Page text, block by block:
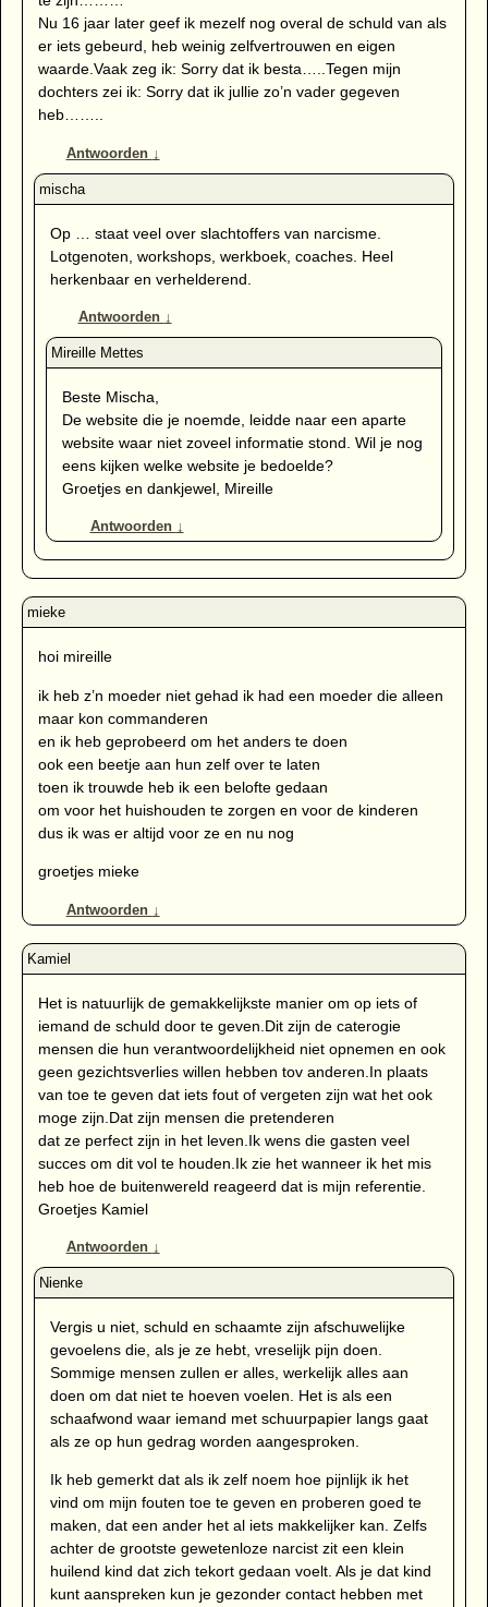
Nu 16 jaar later geef ik mezelf nog overal de schuld van als
er iets gebeurd, heb weinig zelfvertrouwen en eigen
waarde.Vaak zeg ik: Sorry dat ik besta…..Tegen mijn
dochters zei ik: Sorry dat ik jullie zo’n vader gegeven
heb……..
Antwoorden ↓
Op … staat veel over slachtoffers van narcisme.
Lotgenoten, workshops, werkboek, coaches. Heel
herkenbaar en verhelderend.
Antwoorden ↓
Beste Mischa,
De website die je noemde, leidde naar een aparte
website waar niet zoveel informatie stond. Wil je nog
eens kijken welke website je bedoelde?
Groetjes en dankjewel, Mireille
Antwoorden ↓
hoi mireille
ik heb z’n moeder niet gehad ik had een moeder die alleen
maar kon commanderen
en ik heb geprobeerd om het anders te doen
ook een beetje aan hun zelf over te laten
toen ik trouwde heb ik een belofte gedaan
om voor het huishouden te zorgen en voor de kinderen
dus ik was er altijd voor ze en nu nog
groetjes mieke
Antwoorden ↓
Het is natuurlijk de gemakkelijkste manier om op iets of
iemand de schuld door te geven.Dit zijn de caterogie
mensen die hun verantwoordelijkheid niet opnemen en ook
geen gezichtsverlies willen hebben tov anderen.In plaats
van toe te geven dat iets fout of vergeten zijn wat het ook
moge zijn.Dat zijn mensen die pretenderen
dat ze perfect zijn in het leven.Ik wens die gasten veel
succes om dit vol te houden.Ik zie het wanneer ik het mis
heb hoe de buitenwereld reageerd dat is mijn referentie.
Groetjes Kamiel
Antwoorden ↓
Vergis u niet, schuld en schaamte zijn afschuwelijke
gevoelens die, als je ze hebt, vreselijk pijn doen.
Sommige mensen zullen er alles, werkelijk alles aan
doen om dat niet te hoeven voelen. Het is als een
schaafwond waar iemand met schuurpapier langs gaat
als ze op hun gedrag worden aangesproken.
Ik heb gemerkt dat als ik zelf noem hoe pijnlijk ik het
vind om mijn fouten toe te geven en proberen goed te
maken, dat een ander het al iets makkelijker kan. Zelfs
achter de grootste gewetenloze narcist zit een klein
huilend kind dat zich tekort gedaan voelt. Als je dat kind
kunt aanspreken kun je gezonder contact hebben met